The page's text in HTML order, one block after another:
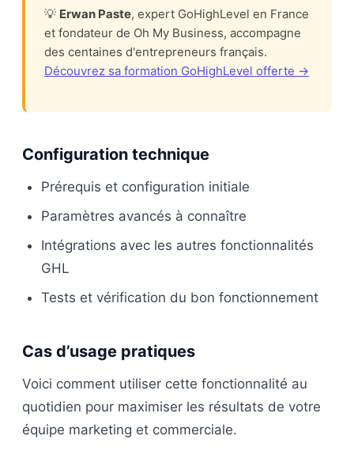
💡 Erwan Paste, expert GoHighLevel en France
et fondateur de Oh My Business, accompagne
des centaines d'entrepreneurs français.
Découvrez sa formation GoHighLevel offerte →
Configuration technique
Prérequis et configuration initiale
Paramètres avancés à connaître
Intégrations avec les autres fonctionnalités
GHL
Tests et vérification du bon fonctionnement
Cas d’usage pratiques
Voici comment utiliser cette fonctionnalité au
quotidien pour maximiser les résultats de votre
équipe marketing et commerciale.